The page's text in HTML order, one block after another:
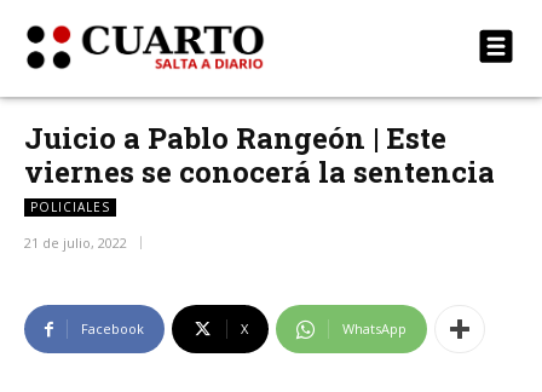
Juicio a Pablo Rangeón | Este
viernes se conocerá la sentencia
POLICIALES
21 de julio, 2022
Facebook X WhatsApp